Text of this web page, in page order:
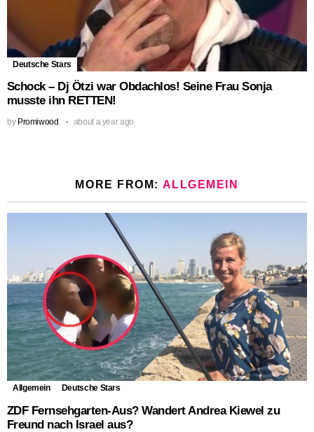
Deutsche Stars
Schock – Dj Ötzi war Obdachlos! Seine Frau Sonja
musste ihn RETTEN!
by Promiwood about a year ago
MORE FROM: ALLGEMEIN
Allgemein Deutsche Stars
ZDF Fernsehgarten-Aus? Wandert Andrea Kiewel zu
Freund nach Israel aus?